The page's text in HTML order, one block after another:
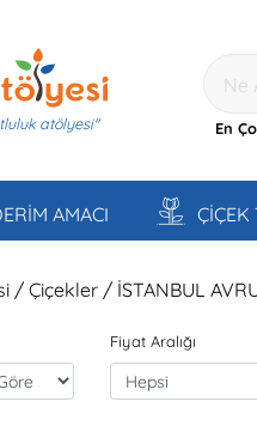
atölyesi" En
AMACI ÇİÇEK
/ Çiçekler / İSTANBUL
Fiyat Aralığı